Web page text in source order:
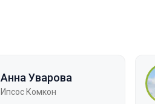
Анна Уварова
Ипсос Комкон